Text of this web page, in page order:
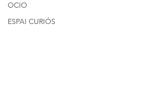
OCIO
ESPAI CURIÓS